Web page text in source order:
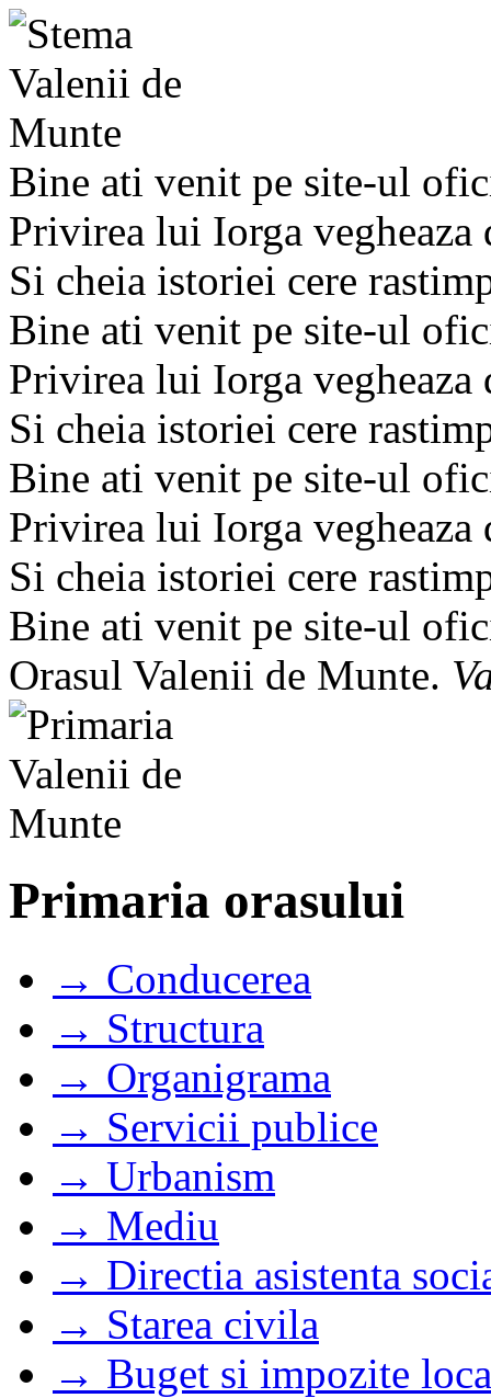
Bine ati venit pe site-ul
Privirea lui Iorga
Si cheia istoriei cere
Bine ati venit pe site-ul
Privirea lui Iorga
Si cheia istoriei cere
Bine ati venit pe site-ul
Privirea lui Iorga
Si cheia istoriei cere
Bine ati venit pe site-ul
Orasul Valenii de Munte.
Primaria orasului
→ Conducerea
→ Structura
→ Organigrama
→ Servicii publice
→ Urbanism
→ Mediu
→ Directia asistenta
→ Starea civila
→ Buget si impozite